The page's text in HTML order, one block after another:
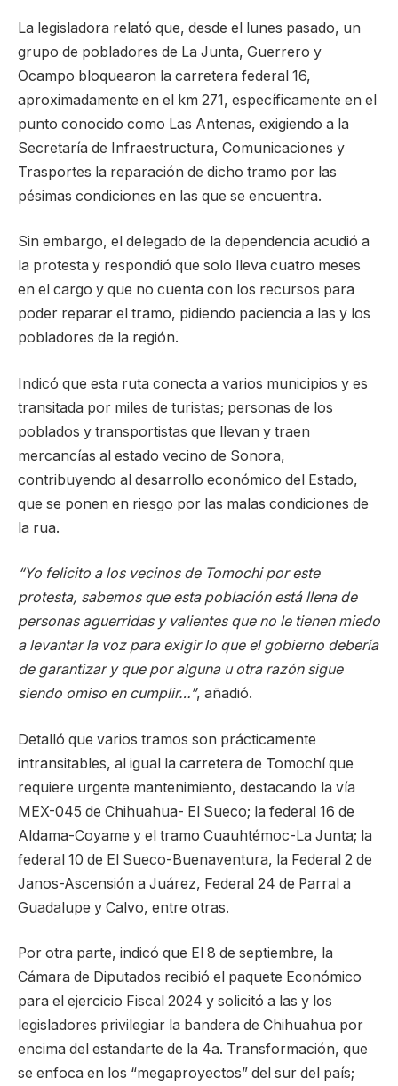
La legisladora relató que, desde el lunes pasado, un
grupo de pobladores de La Junta, Guerrero y
Ocampo bloquearon la carretera federal 16,
aproximadamente en el km 271, específicamente en el
punto conocido como Las Antenas, exigiendo a la
Secretaría de Infraestructura, Comunicaciones y
Trasportes la reparación de dicho tramo por las
pésimas condiciones en las que se encuentra.
Sin embargo, el delegado de la dependencia acudió a
la protesta y respondió que solo lleva cuatro meses
en el cargo y que no cuenta con los recursos para
poder reparar el tramo, pidiendo paciencia a las y los
pobladores de la región.
Indicó que esta ruta conecta a varios municipios y es
transitada por miles de turistas; personas de los
poblados y transportistas que llevan y traen
mercancías al estado vecino de Sonora,
contribuyendo al desarrollo económico del Estado,
que se ponen en riesgo por las malas condiciones de
la rua.
“Yo felicito a los vecinos de Tomochi por este
protesta, sabemos que esta población está llena de
personas aguerridas y valientes que no le tienen miedo
a levantar la voz para exigir lo que el gobierno debería
de garantizar y que por alguna u otra razón sigue
siendo omiso en cumplir…”, añadió.
Detalló que varios tramos son prácticamente
intransitables, al igual la carretera de Tomochí que
requiere urgente mantenimiento, destacando la vía
MEX-045 de Chihuahua- El Sueco; la federal 16 de
Aldama-Coyame y el tramo Cuauhtémoc-La Junta; la
federal 10 de El Sueco-Buenaventura, la Federal 2 de
Janos-Ascensión a Juárez, Federal 24 de Parral a
Guadalupe y Calvo, entre otras.
Por otra parte, indicó que El 8 de septiembre, la
Cámara de Diputados recibió el paquete Económico
para el ejercicio Fiscal 2024 y solicitó a las y los
legisladores privilegiar la bandera de Chihuahua por
encima del estandarte de la 4a. Transformación, que
se enfoca en los “megaproyectos” del sur del país;